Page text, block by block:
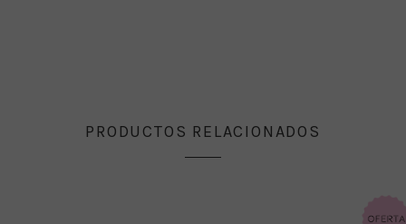
PRODUCTOS RELACIONADOS